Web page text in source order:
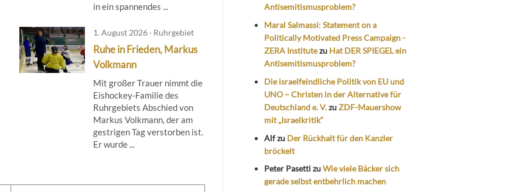
in ein spannendes ...
1. August 2026 · Ruhrgebiet
Ruhe in Frieden, Markus
Volkmann
Mit großer Trauer nimmt die
Eishockey-Familie des
Ruhrgebiets Abschied von
Markus Volkmann, der am
gestrigen Tag verstorben ist.
Er wurde ...
Antisemitismusproblem?
Maral Salmassi: Statement on a
Politically Motivated Press Campaign -
ZERA Institutezu Hat DER SPIEGEL ein
Antisemitismusproblem?
Die israelfeindliche Politik von EU und
UNO – Christen in der Alternative für
Deutschland e. V.zuZDF-Mauershow
mit „Israelkritik“
Alfzu Der Rückhalt für den Kanzler
bröckelt
Peter PasettizuWie viele Bäcker sich
gerade selbst entbehrlich machen